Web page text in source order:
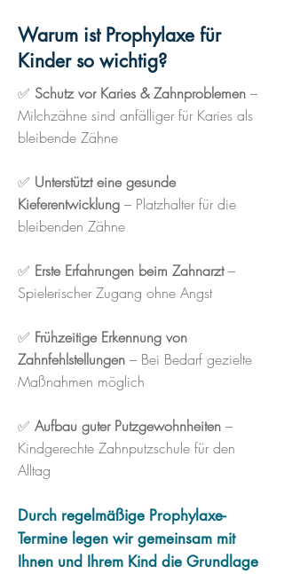
Warum ist Prophylaxe für
Kinder so wichtig?
✅ Schutz vor Karies & Zahnproblemen –
Milchzähne sind anfälliger für Karies als
bleibende Zähne
✅ Unterstützt eine gesunde
Kieferentwicklung – Platzhalter für die
bleibenden Zähne
✅ Erste Erfahrungen beim Zahnarzt–
Spielerischer Zugang ohne Angst
✅ Frühzeitige Erkennung von
Zahnfehlstellungen – Bei Bedarf gezielte
Maßnahmen möglich
✅ Aufbau guter Putzgewohnheiten –
Kindgerechte Zahnputzschule für den
Alltag
Durch regelmäßige Prophylaxe-
Termine legen wir gemeinsam mit
Ihnen und Ihrem Kind die Grundlage